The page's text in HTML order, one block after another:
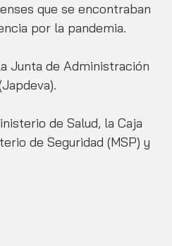
que se encontraban
por la pandemia.
Junta de Administración
de Salud, la Caja
de Seguridad (MSP) y